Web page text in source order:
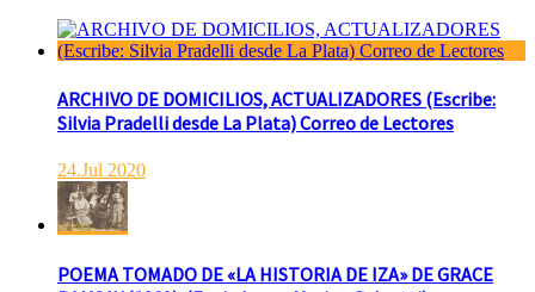
ARCHIVO DE DOMICILIOS, ACTUALIZADORES (Escribe:
Silvia Pradelli desde La Plata) Correo de Lectores
24.Jul 2020
POEMA TOMADO DE «LA HISTORIA DE IZA» DE GRACE